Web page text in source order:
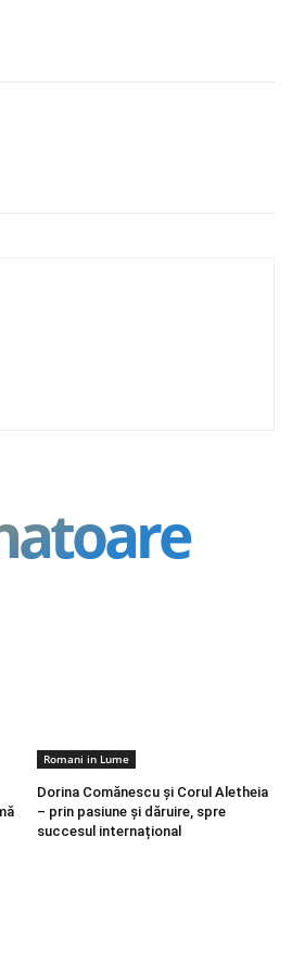
Romani in Lume
Dorina Comănescu și Corul Aletheia
– prin pasiune și dăruire, spre
succesul internațional